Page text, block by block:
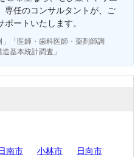
専任のコンサルタントが、ご
ートいたします。
「医師・歯科医師・薬剤師調
基本統計調査」
南市 小林市 日向市